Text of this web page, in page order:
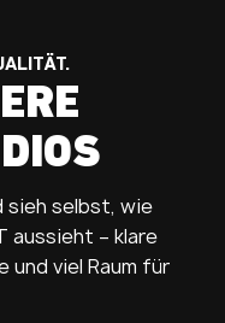
sieh selbst, wie
aussieht – klare
viel Raum für